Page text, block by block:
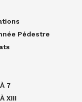
Pédestre
7
XIII